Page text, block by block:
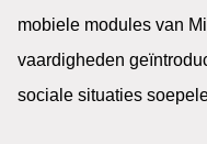
mobiele modules van
vaardigheden
sociale situaties